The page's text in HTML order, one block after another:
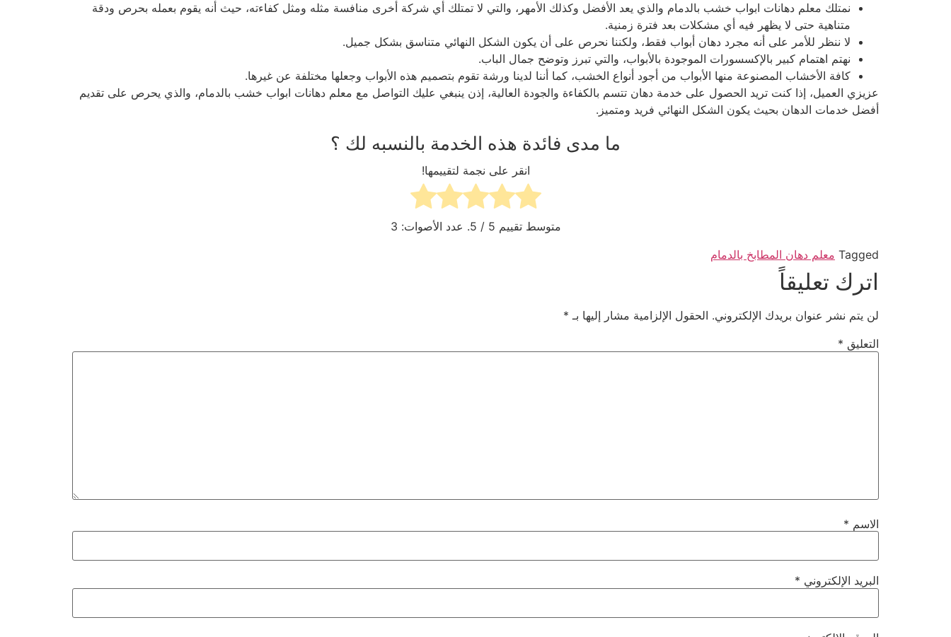
نمتلك معلم دهانات ابواب خشب بالدمام والذي يعد الأفضل وكذلك الأمهر، والتي لا تمتلك أي شركة أخرى منافسة مثله ومثل كفاءته، حيث أنه يقوم بعمله بحرص ودقة
متناهية حتى لا يظهر فيه أي مشكلات بعد فترة زمنية.
لا ننظر للأمر على أنه مجرد دهان أبواب فقط، ولكننا نحرص على أن يكون الشكل النهائي متناسق بشكل جميل.
نهتم اهتمام كبير بالإكسسورات الموجودة بالأبواب، والتي تبرز وتوضح جمال الباب.
كافة الأخشاب المصنوعة منها الأبواب من أجود أنواع الخشب، كما أننا لدينا ورشة تقوم بتصميم هذه الأبواب وجعلها مختلفة عن غيرها.
عزيزي العميل، إذا كنت تريد الحصول على خدمة دهان تتسم بالكفاءة والجودة العالية، إذن ينبغي عليك التواصل مع معلم دهانات ابواب خشب بالدمام، والذي يحرص على تقديم
أفضل خدمات الدهان بحيث يكون الشكل النهائي فريد ومتميز.
ما مدى فائدة هذه الخدمة بالنسبه لك ؟
انقر على نجمة لتقييمها!
متوسط تقييم 5 / 5. عدد الأصوات:
3
Tagged معلم دهان المطابخ بالدمام
اترك تعليقاً
لن يتم نشر عنوان بريدك الإلكتروني. الحقول الإلزامية مشار إليها بـ *
التعليق *
الاسم *
البريد الإلكتروني *